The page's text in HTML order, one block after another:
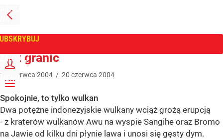
PRZEJDŹ
NA
GŁÓWNĄ
ZALOGUJ
MENU
Tygodnik Wprost
Bez granic
20 czerwca 2004 / 20 czerwca 2004
Spokojnie, to tylko wulkan
Dwa potężne indonezyjskie wulkany wciąż grożą erupcją
- z kraterów wulkanów Awu na wyspie Sangihe oraz Bromo
na Jawie od kilku dni płynie lawa i unosi się gęsty dym.